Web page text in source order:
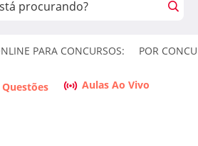
PARA CONCURSOS: POR
Aulas Ao Vivo